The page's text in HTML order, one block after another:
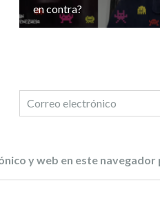
en contra?
y web en este